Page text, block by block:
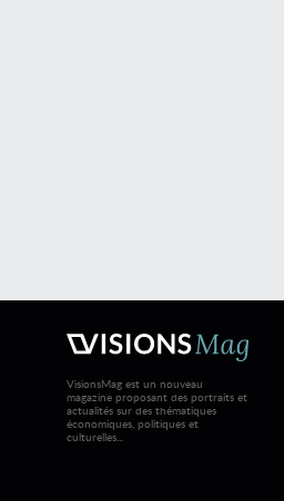
VisionsMag est un nouveau
magazine proposant des portraits et
actualités sur des thématiques
économiques, politiques et
culturelles...